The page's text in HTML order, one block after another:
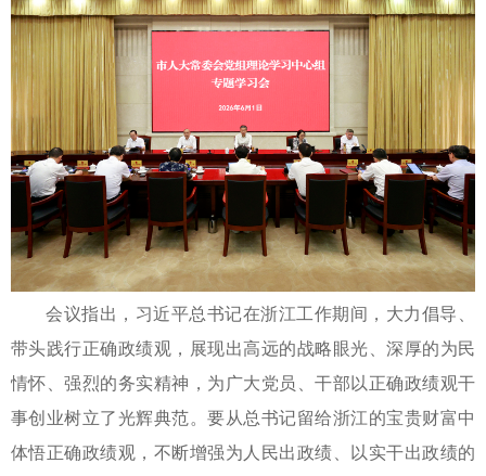
会议指出，习近平总书记在浙江工作期间，大力倡导、
带头践行正确政绩观，展现出高远的战略眼光、深厚的为民
情怀、强烈的务实精神，为广大党员、干部以正确政绩观干
事创业树立了光辉典范。要从总书记留给浙江的宝贵财富中
体悟正确政绩观，不断增强为人民出政绩、以实干出政绩的